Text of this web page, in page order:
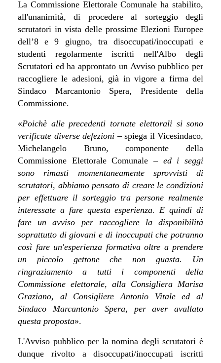
La Commissione Elettorale Comunale ha stabilito,
all'unanimità, di procedere al sorteggio degli
scrutatori in vista delle prossime Elezioni Europee
dell’8 e 9 giugno, tra disoccupati/inoccupati e
studenti regolarmente iscritti nell'Albo degli
Scrutatori ed ha approntato un Avviso pubblico per
raccogliere le adesioni, già in vigore a firma del
Sindaco Marcantonio Spera, Presidente della
Commissione.
«Poichè alle precedenti tornate elettorali si sono
verificate diverse defezioni – spiega il Vicesindaco,
Michelangelo Bruno, componente della
Commissione Elettorale Comunale– ed i seggi
sono rimasti momentaneamente sprovvisti di
scrutatori, abbiamo pensato di creare le condizioni
per effettuare il sorteggio tra persone realmente
interessate a fare questa esperienza. E quindi di
fare un avviso per raccogliere la disponibilità
soprattutto di giovani e di inoccupati che potranno
così fare un'esperienza formativa oltre a prendere
un piccolo gettone che non guasta. Un
ringraziamento a tutti i componenti della
Commissione elettorale, alla Consigliera Marisa
Graziano, al Consigliere Antonio Vitale ed al
Sindaco Marcantonio Spera, per aver avallato
questa proposta».
L'Avviso pubblico per la nomina degli scrutatori è
dunque rivolto a disoccupati/inoccupati iscritti